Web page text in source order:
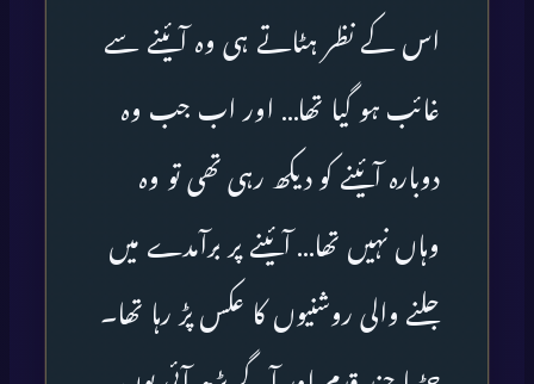
اس کے نظر ہٹاتے ہی وہ آئینے سے
غائب ہو گیا تھا… اور اب جب وہ
دوبارہ آئینے کو دیکھ رہی تھی تو وہ
وہاں نہیں تھا… آئینے پر برآمدے میں
جلنے والی روشنیوں کا عکس پڑ رہا تھا۔